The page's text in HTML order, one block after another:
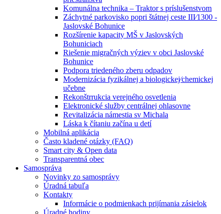
Komunálna technika – Traktor s príslušenstvom
Záchytné parkovisko popri štátnej ceste III⁄1300 -
Jaslovské Bohunice
Rozšírenie kapacity MŠ v Jaslovských
Bohuniciach
Riešenie migračných výziev v obci Jaslovské
Bohunice
Podpora triedeného zberu odpadov
Modernizácia fyzikálnej a biologickej⁄chemickej
učebne
Rekonštrrukcia verejného osvetlenia
Elektronické služby centrálnej ohlasovne
Revitalizácia námestia sv Michala
Láska k čítaniu začína u detí
Mobilná aplikácia
Často kladené otázky (FAQ)
Smart city & Open data
Transparentná obec
Samospráva
Novinky zo samosprávy
Úradná tabuľa
Kontakty
Informácie o podmienkach prijímania zásielok
Úradné hodiny